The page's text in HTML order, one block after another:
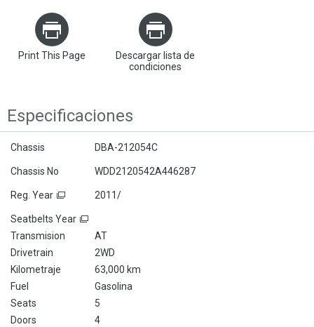
Print This Page
Descargar lista de
condiciones
Especificaciones
Chassis DBA-212054C
Chassis No WDD2120542A446287
Reg. Year 2011/
Seatbelts Year
Transmision
AT
Drivetrain
2WD
Kilometraje
63,000 km
Fuel
Gasolina
Seats
5
Doors
4